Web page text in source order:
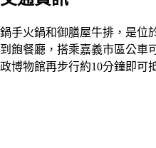
鍋手火鍋和御膳屋牛排，是位
到飽餐廳，搭乘嘉義市區公車
政博物館再步行約10分鐘即可